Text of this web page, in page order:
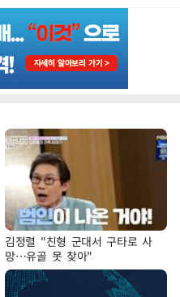
김정렬 "친형 군대서 구타로 사
망…유골 못 찾아"